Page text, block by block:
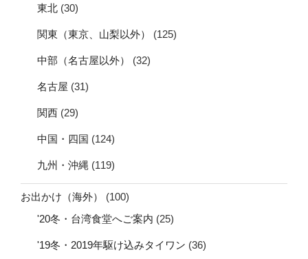
東北 (30)
関東（東京、山梨以外） (125)
中部（名古屋以外） (32)
名古屋 (31)
関西 (29)
中国・四国 (124)
九州・沖縄 (119)
お出かけ（海外）
(100)
'20冬・台湾食堂へご案内 (25)
'19冬・2019年駆け込みタイワン (36)